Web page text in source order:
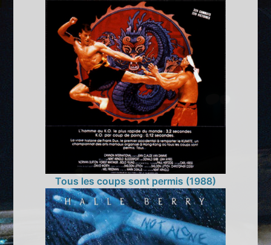
Tous les coups sont permis (1988)